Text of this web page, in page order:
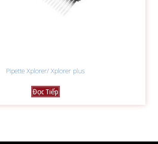
Pipette Xplorer/ Xplorer plus
Đọc Tiếp